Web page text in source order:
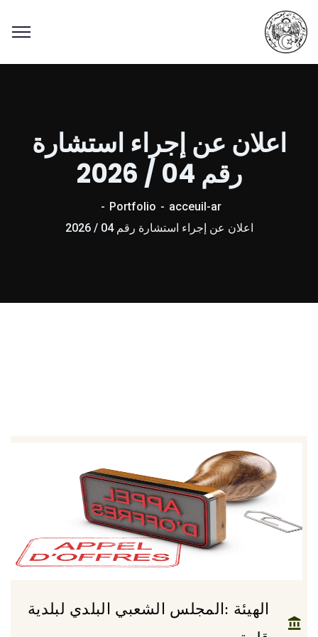
اعلان عن إجراء استشارة
رقم 04 / 2026
acceuil-ar
Portfolio
اعلان عن إجراء استشارة رقم 04 / 2026
الهيئة :المجلس الشعبي البلدي لبلدية